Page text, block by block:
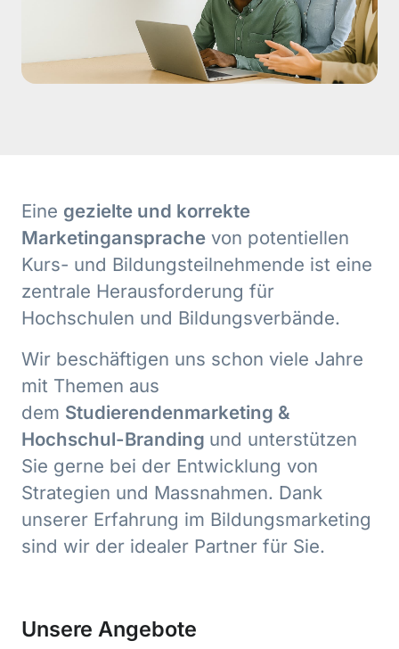
Eine gezielte und korrekte
Marketingansprache von potentiellen
Kurs- und Bildungsteilnehmende ist eine
zentrale Herausforderung für
Hochschulen und Bildungsverbände.
Wir beschäftigen uns schon viele Jahre
mit Themen aus
dem Studierendenmarketing &
Hochschul-Branding und unterstützen
Sie gerne bei der Entwicklung von
Strategien und Massnahmen. Dank
unserer Erfahrung im Bildungsmarketing
sind wir der idealer Partner für Sie.
Unsere Angebote